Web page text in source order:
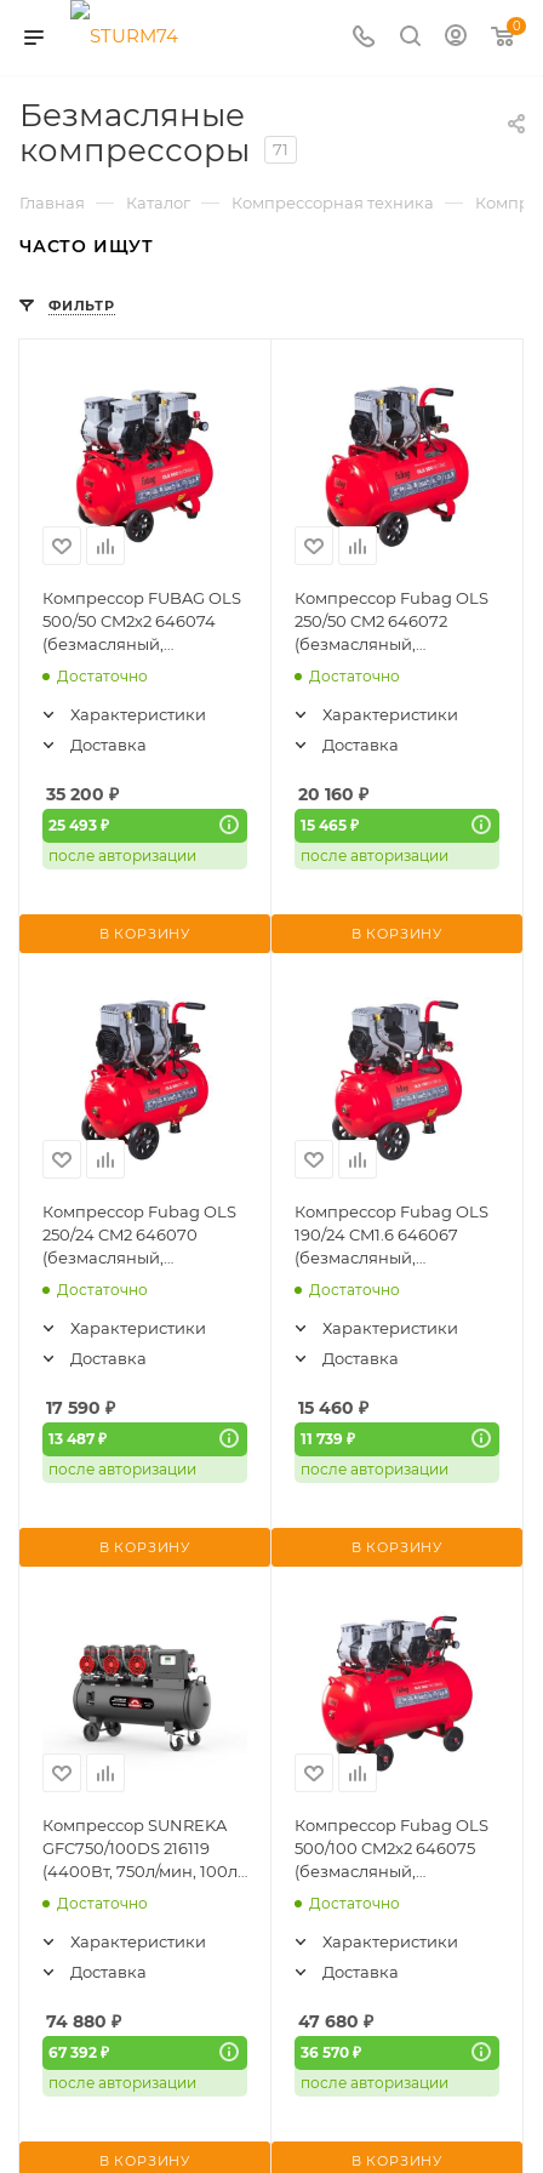
0
Безмасляные
компрессоры
71
Главная — Каталог — Компрессорная техника —
ЧАСТО ИЩУТ
ФИЛЬТР
Компрессор FUBAG OLS
500/50 CM2х2 646074
(безмасляный,
малошумный)
Достаточно
Характеристики
Доставка
35 200 ₽
25 493 ₽
после авторизации
В КОРЗИНУ
Компрессор Fubag OLS
250/50 CM2 646072
(безмасляный,
малошумный)
Достаточно
Характеристики
Доставка
20 160 ₽
15 465 ₽
после авторизации
В КОРЗИНУ
Компрессор Fubag OLS
250/24 CM2 646070
(безмасляный,
малошумный)
Достаточно
Характеристики
Доставка
17 590 ₽
13 487 ₽
после авторизации
В КОРЗИНУ
Компрессор Fubag OLS
190/24 CM1.6 646067
(безмасляный,
малошумный)
Достаточно
Характеристики
Доставка
15 460 ₽
11 739 ₽
после авторизации
В КОРЗИНУ
Компрессор SUNREKA
GFC750/100DS 216119
(4400Вт, 750л/мин, 100л,
8бар, безмасляный)
Достаточно
Характеристики
Доставка
74 880 ₽
67 392 ₽
после авторизации
В КОРЗИНУ
Компрессор Fubag OLS
500/100 CM2х2 646075
(безмасляный,
малошумный)
Достаточно
Характеристики
Доставка
47 680 ₽
36 570 ₽
после авторизации
В КОРЗИНУ